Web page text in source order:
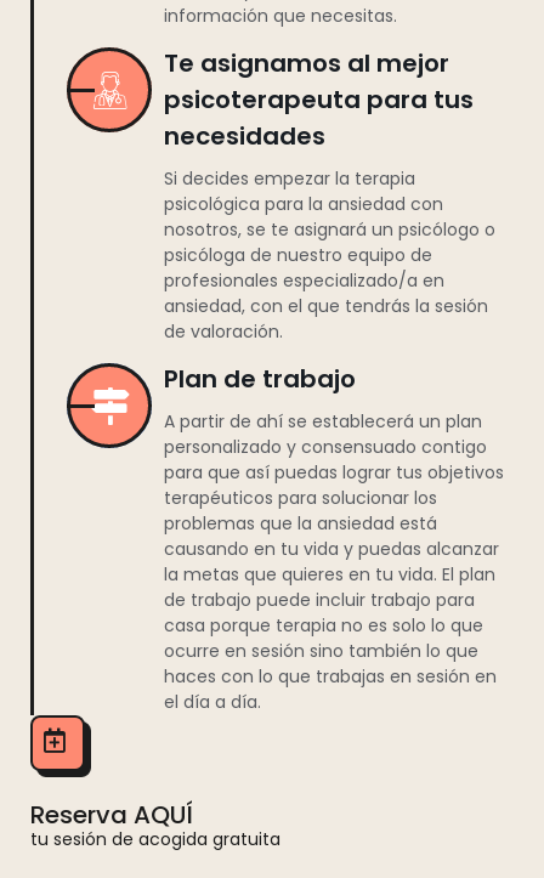
información que necesitas.
Te asignamos al mejor
psicoterapeuta para tus
necesidades
Si decides empezar la terapia
psicológica para la ansiedad con
nosotros, se te asignará un psicólogo o
psicóloga de nuestro equipo de
profesionales especializado/a en
ansiedad, con el que tendrás la sesión
de valoración.
Plan de trabajo
A partir de ahí se establecerá un plan
personalizado y consensuado contigo
para que así puedas lograr tus objetivos
terapéuticos para solucionar los
problemas que la ansiedad está
causando en tu vida y puedas alcanzar
la metas que quieres en tu vida. El plan
de trabajo puede incluir trabajo para
casa porque terapia no es solo lo que
ocurre en sesión sino también lo que
haces con lo que trabajas en sesión en
el día a día.
Reserva AQUÍ
tu sesión de acogida gratuita